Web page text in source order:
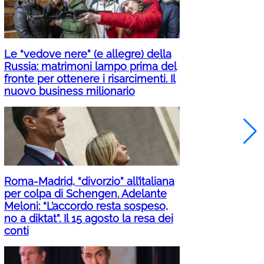
Le “vedove nere” (e allegre) della
Russia: matrimoni lampo prima del
fronte per ottenere i risarcimenti. Il
nuovo business milionario
Roma-Madrid, “divorzio” all’italiana
per colpa di Schengen. Adelante
Meloni: “L’accordo resta sospeso,
no a diktat”. Il 15 agosto la resa dei
conti